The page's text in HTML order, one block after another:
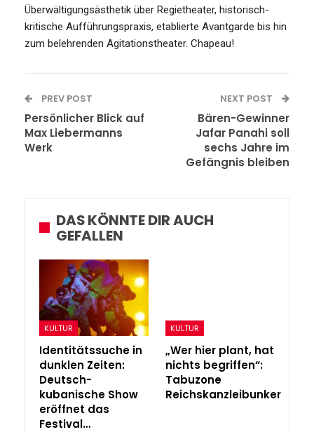
Überwältigungsästhetik über Regietheater, historisch-
kritische Aufführungspraxis, etablierte Avantgarde bis hin
zum belehrenden Agitationstheater. Chapeau!
PREV POST
Persönlicher Blick auf
Max Liebermanns
Werk
NEXT POST
Bären-Gewinner
Jafar Panahi soll
sechs Jahre im
Gefängnis bleiben
DAS KÖNNTE DIR AUCH
GEFALLEN
KULTUR
Identitätssuche in
dunklen Zeiten:
Deutsch-
kubanische Show
eröffnet das
Festival…
KULTUR
„Wer hier plant, hat
nichts begriffen“:
Tabuzone
Reichskanzleibunker